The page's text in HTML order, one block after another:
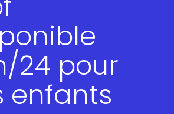
24 pour
enfants